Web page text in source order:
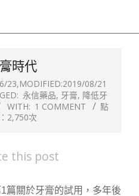
時代
23,MODIFIED:2019/08/21
永信藥品, 牙膏, 降低牙
WITH: 1 COMMENT
點
2,750次
this post
篇關於牙膏的試用，多年後